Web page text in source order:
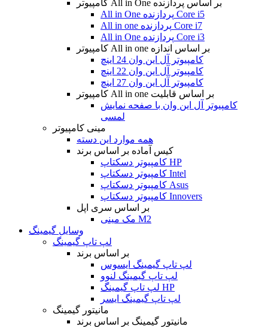
کامپیوتر All in One بر اساس پردازنده
All in One پردازنده Core i5
All in one پردازنده Core i7
All in One پردازنده Core i3
کامپیوتر All in one بر اساس اندازه
کامپیوتر آل این وان 24 اینچ
کامپیوتر آل این وان 22 اینچ
کامپیوتر آل این وان 27 اینچ
کامپیوتر All in one بر اساس قابلیت
کامپیوتر آل این وان با صفحه نمایش
لمسی
مینی کامپیوتر
همه موارد این دسته
کیس آماده بر اساس برند
کامپیوتر دسکتاپ HP
کامپیوتر دسکتاپ Intel
کامپیوتر دسکتاپ Asus
کامپیوتر دسکتاپ Innovers
بر اساس سری اپل
مک مینی M2
وسایل گیمینگ
لپ تاپ گیمینگ
بر اساس برند
لپ تاپ گیمینگ ایسوس
لپ تاپ گیمینگ لنوو
لپ تاپ گیمینگ HP
لپ تاپ گیمینگ ایسر
مانیتور گیمینگ
مانیتور گیمینگ بر اساس برند